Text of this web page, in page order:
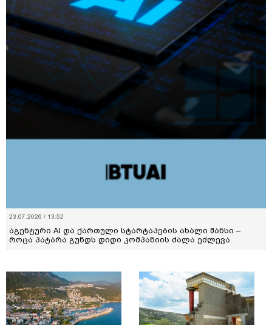
23.07.2026 / 13:52
აგენტური AI და ქართული სტარტაპების ახალი შანსი –
როცა პატარა გუნდს დიდი კომპანიის ძალა ეძლევა